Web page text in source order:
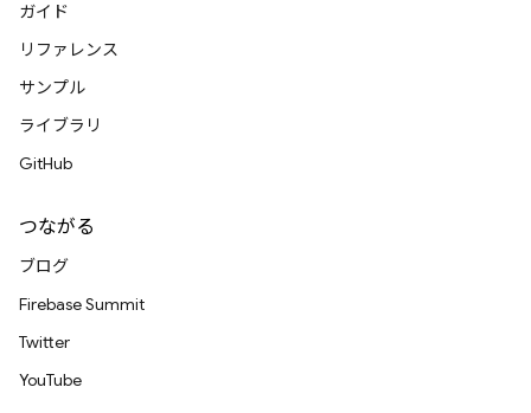
ガイド
リファレンス
サンプル
ライブラリ
GitHub
つながる
ブログ
Firebase Summit
Twitter
YouTube